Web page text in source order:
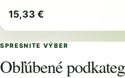
15,33 €
SPRESNITE VÝBER
Obľúbené